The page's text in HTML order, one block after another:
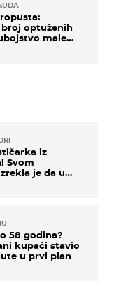
broj optuženih
male
iz
Svom
je da u
58 godina?
kupaći stavio
u prvi plan